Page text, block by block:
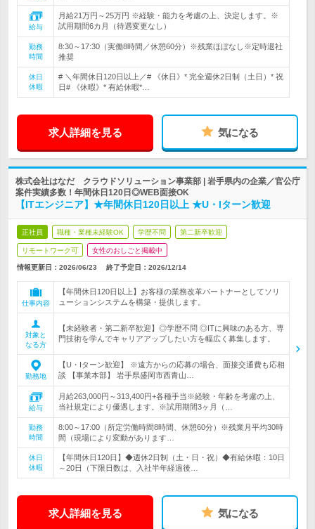
給与
月給21万円～25万円 ※経験・能力を考慮の上、決定します。※
試用期間6カ月（待遇変更なし）
勤務
時間
8:30～17:30（実働8時間／休憩60分）※残業ほぼなし※定時退社
推奨
休日
休暇
# ＼年間休日120日以上／# 《休日》* 完全週休2日制（土日）* 祝
日# 《休暇》* 有給休暇*…
求人詳細を見る 気になる
株式会社はなだ クラウドソリューション事業部 | 岩手県内の企業／官公庁
案件実績多数！年間休日120日◎WEB面接OK
【ITエンジニア】★年間休日120日以上 ★U・Iターン歓迎
正社員 職種・業種未経験OK 学歴不問 第二新卒歓迎
リモートワーク可 女性のおしごと掲載中
情報更新日：2026/06/23 終了予定日： 2026/12/14
仕事内容
【年間休日120日以上】お客様の業務改革パートナーとしてソリ
ューションシステムを構築・提供します。
対象と
なる方
【未経験者・第二新卒歓迎】◎学歴不問 ◎ITに興味のある方、専
門技術を学んでキャリアアップしたい方を幅広く募集します。
勤務地
【U・Iターン歓迎】 ※遠方からの応募の場合、面接交通費も応相
談 【事業本部】 岩手県盛岡市西青山…
給与
月給263,000円～313,400円+各種手当※経験・年齢を考慮の上、
当社規定により優遇します。※試用期間3ヶ月（…
勤務
時間
8:00～17:00（所定労働時間8時間、休憩60分）※残業月平均30時
間（現場により変動があります…
休日
休暇
【年間休日120日】◆週休2日制（土・日・祝）◆有給休暇：10日
～20日（下限日数は、入社半年経過後…
求人詳細を見る 気になる